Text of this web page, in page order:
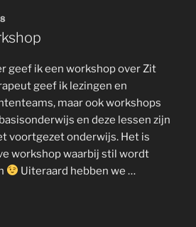
geef ik een workshop over Zit
geef ik lezingen en
maar ook workshops
en deze lessen zijn
voortgezet onderwijs. Het is
workshop waarbij stil wordt
Uiteraard hebben we …